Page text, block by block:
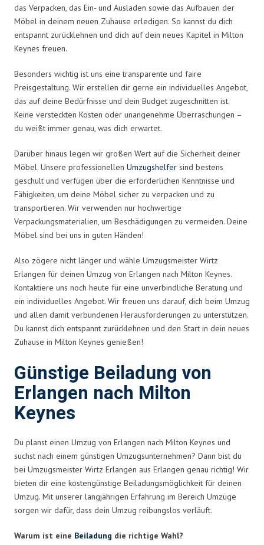
das Verpacken, das Ein- und Ausladen sowie das Aufbauen der
Möbel in deinem neuen Zuhause erledigen. So kannst du dich
entspannt zurücklehnen und dich auf dein neues Kapitel in Milton
Keynes freuen.
Besonders wichtig ist uns eine transparente und faire
Preisgestaltung. Wir erstellen dir gerne ein individuelles Angebot,
das auf deine Bedürfnisse und dein Budget zugeschnitten ist.
Keine versteckten Kosten oder unangenehme Überraschungen –
du weißt immer genau, was dich erwartet.
Darüber hinaus legen wir großen Wert auf die Sicherheit deiner
Möbel. Unsere professionellen Umzugshelfer sind bestens
geschult und verfügen über die erforderlichen Kenntnisse und
Fähigkeiten, um deine Möbel sicher zu verpacken und zu
transportieren. Wir verwenden nur hochwertige
Verpackungsmaterialien, um Beschädigungen zu vermeiden. Deine
Möbel sind bei uns in guten Händen!
Also zögere nicht länger und wähle Umzugsmeister Wirtz
Erlangen für deinen Umzug von Erlangen nach Milton Keynes.
Kontaktiere uns noch heute für eine unverbindliche Beratung und
ein individuelles Angebot. Wir freuen uns darauf, dich beim Umzug
und allen damit verbundenen Herausforderungen zu unterstützen.
Du kannst dich entspannt zurücklehnen und den Start in dein neues
Zuhause in Milton Keynes genießen!
Günstige Beiladung von
Erlangen nach Milton
Keynes
Du planst einen Umzug von Erlangen nach Milton Keynes und
suchst nach einem günstigen Umzugsunternehmen? Dann bist du
bei Umzugsmeister Wirtz Erlangen aus Erlangen genau richtig! Wir
bieten dir eine kostengünstige Beiladungsmöglichkeit für deinen
Umzug. Mit unserer langjährigen Erfahrung im Bereich Umzüge
sorgen wir dafür, dass dein Umzug reibungslos verläuft.
Warum ist eine Beiladung die richtige Wahl?